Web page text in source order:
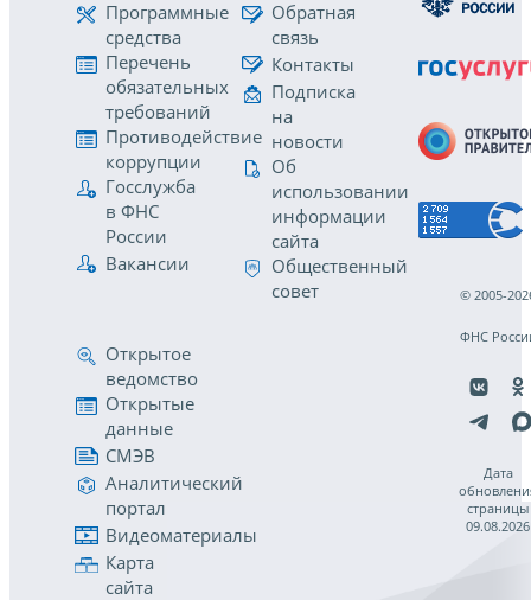
Программные
средства
Перечень
обязательных
требований
Противодействие
коррупции
Госслужба
в ФНС
России
Вакансии
Обратная
связь
Контакты
Подписка
на
новости
Об
использовании
информации
сайта
Общественный
совет
Открытое
ведомство
Открытые
данные
СМЭВ
Аналитический
портал
Видеоматериалы
Карта
сайта
© 2005-
ФНС
Дата
страницы
09.08.2026